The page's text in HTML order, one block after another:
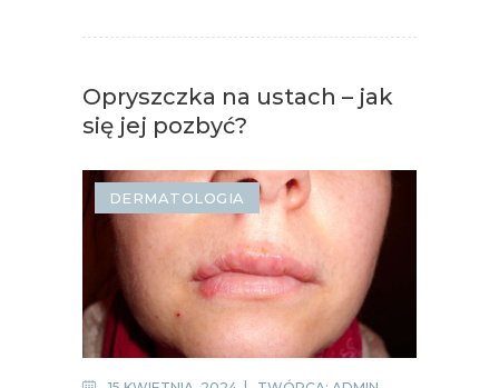
Opryszczka na ustach – jak
się jej pozbyć?
DERMATOLOGIA